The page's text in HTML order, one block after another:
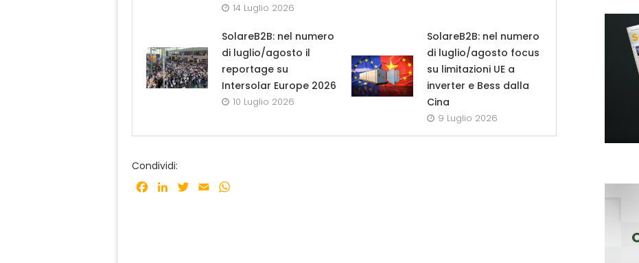
14 Luglio 2026
SolareB2B: nel numero
di luglio/agosto il
reportage su
Intersolar Europe 2026
10 Luglio 2026
SolareB2B: nel numero
di luglio/agosto focus
su limitazioni UE a
inverter e Bess dalla
Cina
9 Luglio 2026
Condividi:
Facebook
LinkedInTwitter
Email